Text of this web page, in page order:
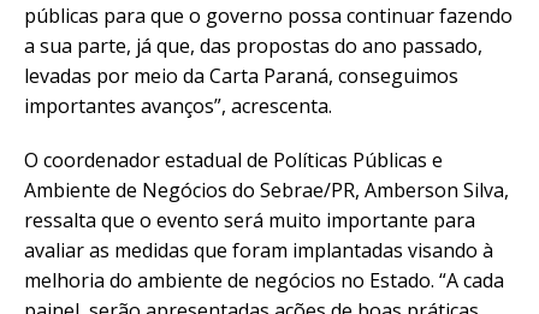
públicas para que o governo possa continuar fazendo
a sua parte, já que, das propostas do ano passado,
levadas por meio da Carta Paraná, conseguimos
importantes avanços”, acrescenta.
O coordenador estadual de Políticas Públicas e
Ambiente de Negócios do Sebrae/PR, Amberson Silva,
ressalta que o evento será muito importante para
avaliar as medidas que foram implantadas visando à
melhoria do ambiente de negócios no Estado. “A cada